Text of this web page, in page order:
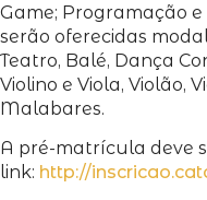
Game; Programação e
serão oferecidas
Teatro, Balé, Dança
Violino e Viola, Violão,
Malabares.
A pré-matrícula deve
link: http://